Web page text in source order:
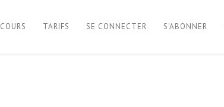
COURS TARIFS SE CONNECTER S'ABONNER